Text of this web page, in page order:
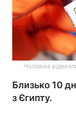
Чоловіка
Близько 10
з Єгипту.